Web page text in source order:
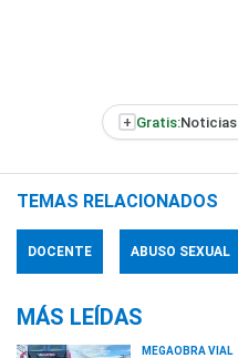
+ Gratis:Noticias
TEMAS RELACIONADOS
DOCENTE ABUSO SEXUAL
MÁS LEÍDAS
MEGAOBRA VIAL